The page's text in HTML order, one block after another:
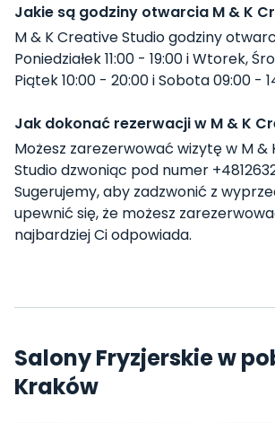
Jakie są godziny otwarcia M & K
M & K Creative Studio godziny
Poniedziałek 11:00 - 19:00 i Wtorek,
Piątek 10:00 - 20:00 i Sobota 09:00 -
Jak dokonać rezerwacji w M & K
Możesz zarezerwować wizytę w M &
Studio dzwoniąc pod numer
Sugerujemy, aby zadzwonić z
upewnić się, że możesz
najbardziej Ci odpowiada.
Salony Fryzjerskie w
Kraków